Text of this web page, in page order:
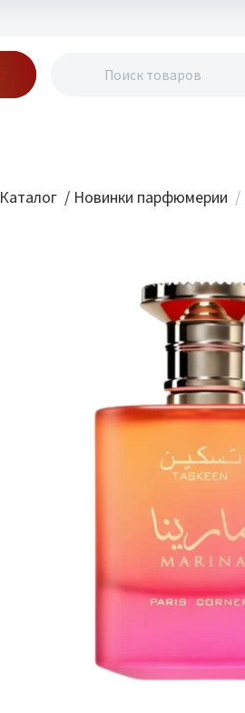
Каталог / Новинки парфюмерии /